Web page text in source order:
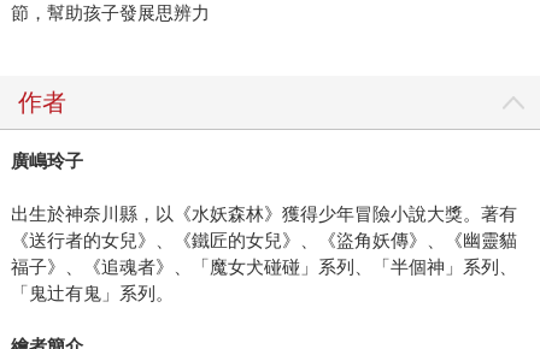
節，幫助孩子發展思辨力
作者
廣嶋玲子
出生於神奈川縣，以《水妖森林》獲得少年冒險小說大獎。著有
《送行者的女兒》、《鐵匠的女兒》、《盜角妖傳》、《幽靈貓
福子》、《追魂者》、「魔女犬碰碰」系列、「半個神」系列、
「鬼辻有鬼」系列。